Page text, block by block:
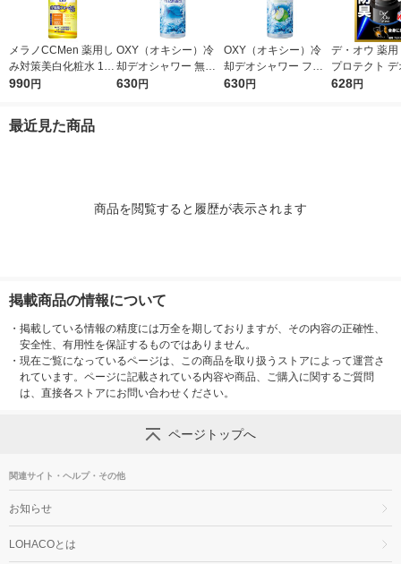
メラノCCMen 薬用し
み対策美白化粧水 170
ml ロート製薬
990円
OXY（オキシー）冷
却デオシャワー 無香
料 200ml 1個 ロート
630円
OXY（オキシー）冷
却デオシャワー フレ
ッシュアップルの香り
630円
デ・オウ 薬用
プロテクト
ム 全身用 男
628円
最近見た商品
商品を閲覧すると履歴が表示されます
掲載商品の情報について
・ 掲載している情報の精度には万全を期しておりますが、その内容の正確性、
安全性、有用性を保証するものではありません。
・ 現在ご覧になっているページは、この商品を取り扱うストアによって運営さ
れています。ページに記載されている内容や商品、ご購入に関するご質問
は、直接各ストアにお問い合わせください。
ページトップへ
関連サイト・ヘルプ・その他
お知らせ
LOHACOとは